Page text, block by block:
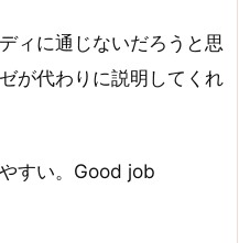
ィに通じないだろうと思
が代わりに説明してくれ
すい。Good job